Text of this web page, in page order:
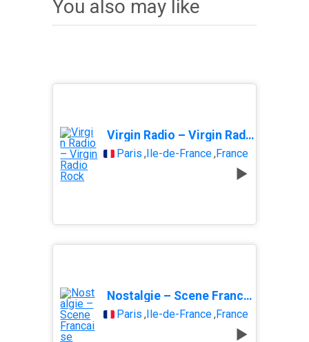
You also may like
Virgin Radio – Virgin Radio Rock
Paris , Île-de-France,France
Nostalgie – Scene Francaise
Paris , Île-de-France,France